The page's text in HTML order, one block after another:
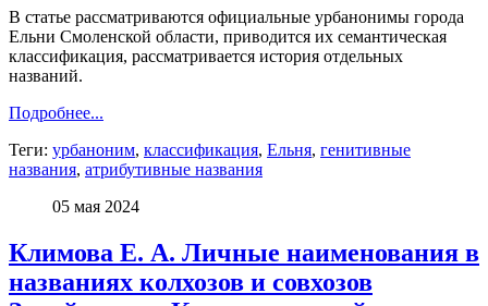
В статье рассматриваются официальные урбанонимы города
Ельни Смоленской области, приводится их семантическая
классификация, рассматривается история отдельных
названий.
Подробнее...
Теги: урбаноним, классификация, Ельня, генитивные
названия, атрибутивные названия
05 мая 2024
Климова Е. А. Личные наименования в
названиях колхозов и совхозов